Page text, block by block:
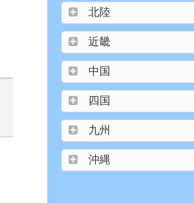
北陸
近畿
中国
四国
九州
沖縄